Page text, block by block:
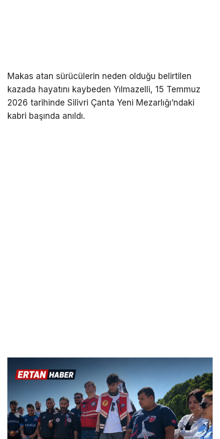
Makas atan sürücülerin neden olduğu belirtilen
kazada hayatını kaybeden Yılmazelli, 15 Temmuz
2026 tarihinde Silivri Çanta Yeni Mezarlığı’ndaki
kabri başında anıldı.